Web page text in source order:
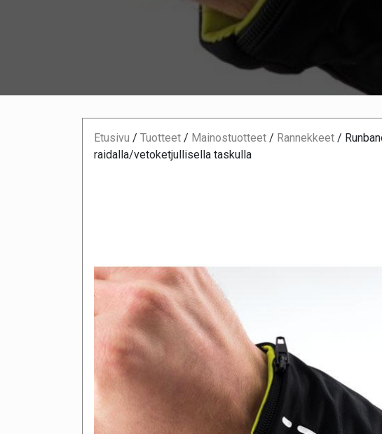
Etusivu / Tuotteet / Mainostuotteet / Rannekkeet /
raidalla/vetoketjullisella taskulla